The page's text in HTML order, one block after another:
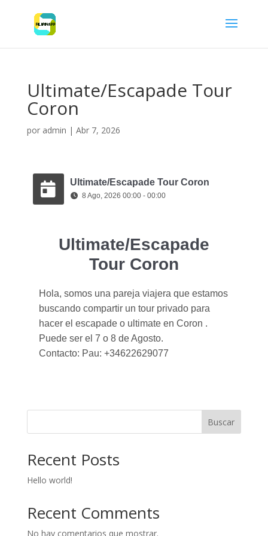
Ultimate/Escapade Tour
Coron
por admin | Abr 7, 2026
Ultimate/Escapade Tour Coron
8 Ago, 2026 00:00 - 00:00
Ultimate/Escapade
Tour Coron
Hola, somos una pareja viajera que estamos
buscando compartir un tour privado para
hacer el escapade o ultimate en Coron .
Puede ser el 7 o 8 de Agosto.
Contacto: Pau: +34622629077
Buscar
Recent Posts
Hello world!
Recent Comments
No hay comentarios que mostrar.